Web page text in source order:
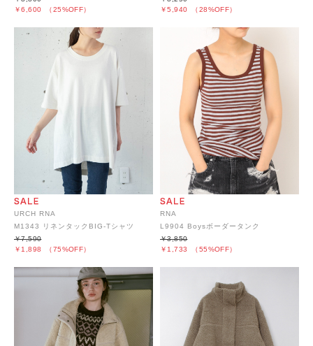
￥6,600 （25%OFF）
￥5,940
（28%OFF）
URCH RNA
M1343 リネンタックBIG-Tシャツ
￥1,898 （75%OFF）
￥7,590
RNA
L9904 Boysボーダータンク
￥1,733 （55%OFF）
￥3,850